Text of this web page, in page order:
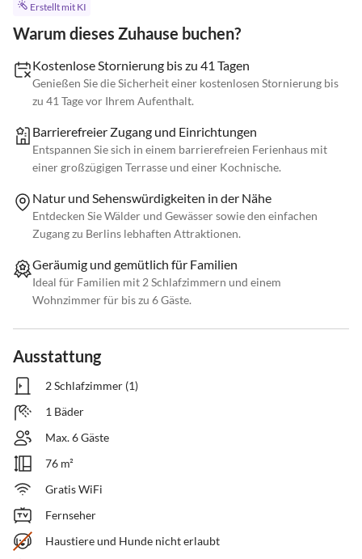
Erstellt mit KI
Warum dieses Zuhause buchen?
Kostenlose Stornierung bis zu 41 Tagen
Genießen Sie die Sicherheit einer kostenlosen Stornierung bis
zu 41 Tage vor Ihrem Aufenthalt.
Barrierefreier Zugang und Einrichtungen
Entspannen Sie sich in einem barrierefreien Ferienhaus mit
einer großzügigen Terrasse und einer Kochnische.
Natur und Sehenswürdigkeiten in der Nähe
Entdecken Sie Wälder und Gewässer sowie den einfachen
Zugang zu Berlins lebhaften Attraktionen.
Geräumig und gemütlich für Familien
Ideal für Familien mit 2 Schlafzimmern und einem
Wohnzimmer für bis zu 6 Gäste.
Ausstattung
2 Schlafzimmer (1)
1 Bäder
Max. 6 Gäste
76 m²
Gratis WiFi
Fernseher
Haustiere und Hunde nicht erlaubt